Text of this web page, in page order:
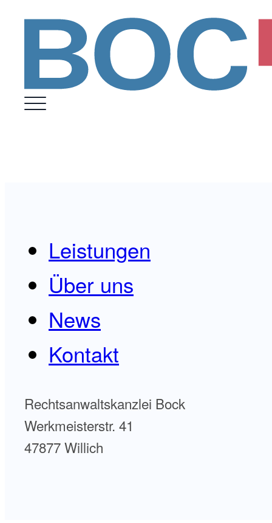
Leistungen
Über uns
News
Kontakt
Rechtsanwaltskanzlei Bock
Werkmeisterstr. 41
47877 Willich